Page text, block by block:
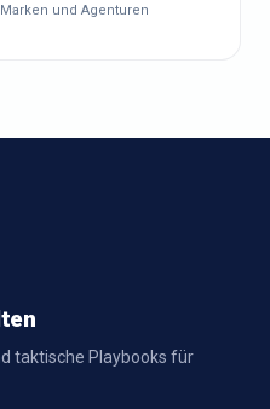
und Agenturen
taktische Playbooks für